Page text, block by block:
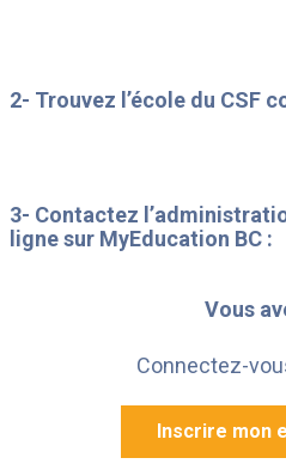
2- Trouvez l’école du CSF
3- Contactez
ligne sur MyEducation BC :
Vous
Connectez-
Inscrire mon